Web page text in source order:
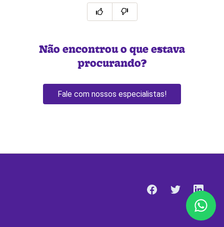
Não encontrou o que estava
procurando?
Fale com nossos especialistas!